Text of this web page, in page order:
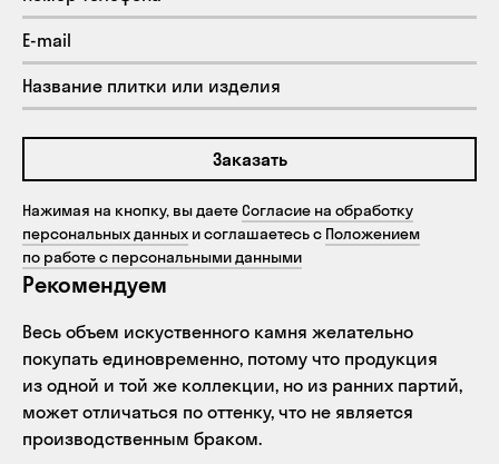
Заказать
Нажимая на кнопку, вы даетеСогласие на обработку
персональных данных и соглашаетесь с Положением
по работе с персональными данными
Рекомендуем
Весь объем искуственного камня желательно
покупать единовременно, потому что продукция
из одной и той же коллекции, но из ранних партий,
может отличаться по оттенку, что не является
производственным браком.